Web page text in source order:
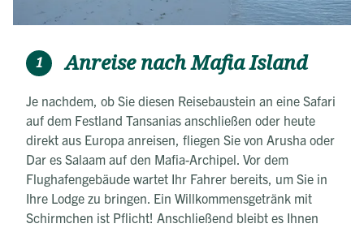
1 Anreise nach Mafia Island
Je nachdem, ob Sie diesen Reisebaustein an eine Safari
auf dem Festland Tansanias anschließen oder heute
direkt aus Europa anreisen, fliegen Sie von Arusha oder
Dar es Salaam auf den Mafia-Archipel. Vor dem
Flughafengebäude wartet Ihr Fahrer bereits, um Sie in
Ihre Lodge zu bringen. Ein Willkommensgetränk mit
Schirmchen ist Pflicht! Anschließend bleibt es Ihnen